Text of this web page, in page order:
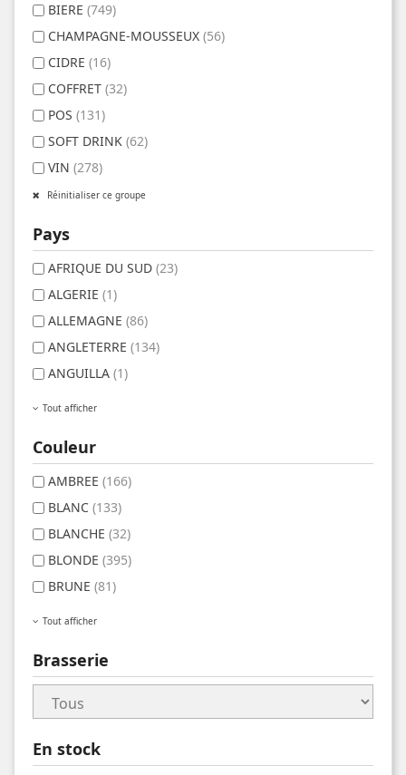
BIERE (749)
CHAMPAGNE-MOUSSEUX (56)
CIDRE (16)
COFFRET (32)
POS (131)
SOFT DRINK (62)
VIN (278)
Réinitialiser ce groupe
Pays
AFRIQUE DU SUD (23)
ALGERIE (1)
ALLEMAGNE (86)
ANGLETERRE (134)
ANGUILLA (1)
Tout afficher
Couleur
AMBREE (166)
BLANC (133)
BLANCHE (32)
BLONDE (395)
BRUNE (81)
Tout afficher
Brasserie
En stock